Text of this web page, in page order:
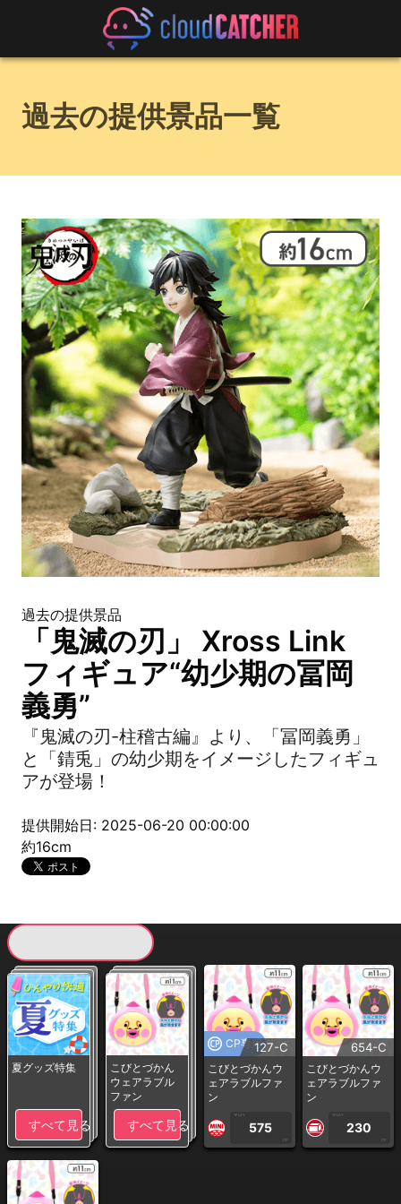
過去の提供景品一覧
過去の提供景品
「鬼滅の刃」 Xross Link
フィギュア“幼少期の冨岡
義勇”
『鬼滅の刃-柱稽古編』より、「冨岡義勇」
と「錆兎」の幼少期をイメージしたフィギュ
アが登場！
提供開始日: 2025-06-20 00:00:00
約16cm
夏グッズ特集
すべて見る
こびとづかん
ウェアラブル
ファン
すべて見る
CP専用127-C
こびとづかんウ
ェアラブルファ
ン
1PLAY
575
CP
654-C
こびとづかんウ
ェアラブルファ
ン
1PLAY
230
CP